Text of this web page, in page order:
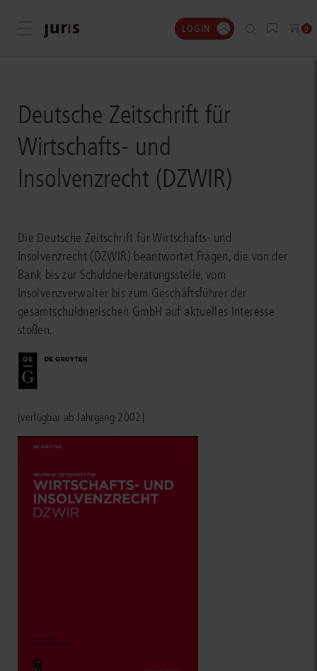
Menü öffnen LOGIN 0
Deutsche Zeitschrift für
Wirtschafts- und
Insolvenzrecht (DZWIR)
Die Deutsche Zeitschrift für Wirtschafts- und
Insolvenzrecht (DZWIR) beantwortet Fragen, die von der
Bank bis zur Schuldnerberatungsstelle, vom
Insolvenzverwalter bis zum Geschäftsführer der
gesamtschuldnerischen GmbH auf aktuelles Interesse
stoßen.
[verfügbar ab Jahrgang 2002]